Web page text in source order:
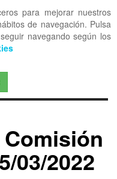
para mejorar nuestros
de navegación. Pulsa
navegando según los
03/2022